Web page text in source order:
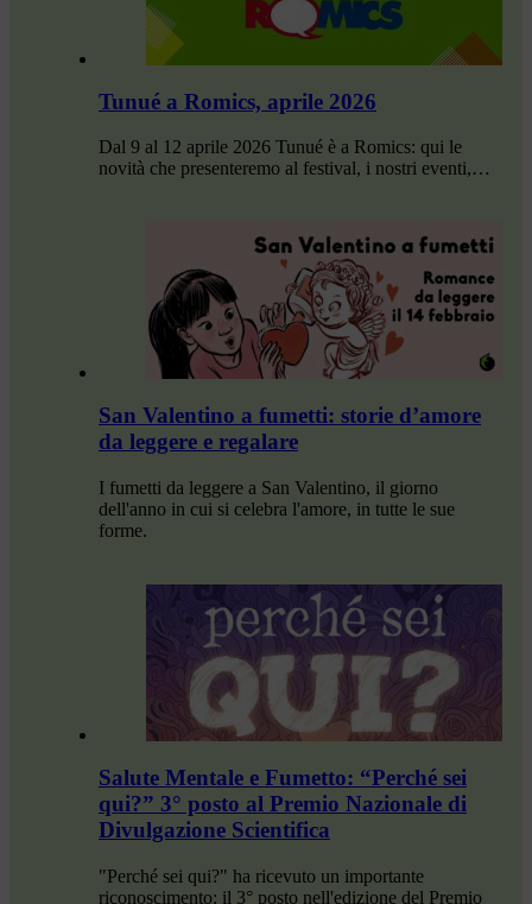
Tunué a Romics, aprile 2026
Dal 9 al 12 aprile 2026 Tunué è a Romics: qui le
novità che presenteremo al festival, i nostri eventi,…
San Valentino a fumetti: storie d’amore
da leggere e regalare
I fumetti da leggere a San Valentino, il giorno
dell'anno in cui si celebra l'amore, in tutte le sue
forme.
Salute Mentale e Fumetto: “Perché sei
qui?” 3° posto al Premio Nazionale di
Divulgazione Scientifica
"Perché sei qui?" ha ricevuto un importante
riconoscimento: il 3° posto nell'edizione del Premio